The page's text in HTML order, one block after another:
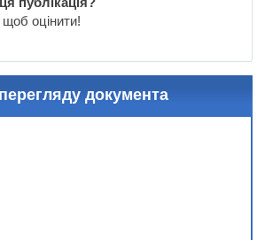
щоб оцінити!
документа